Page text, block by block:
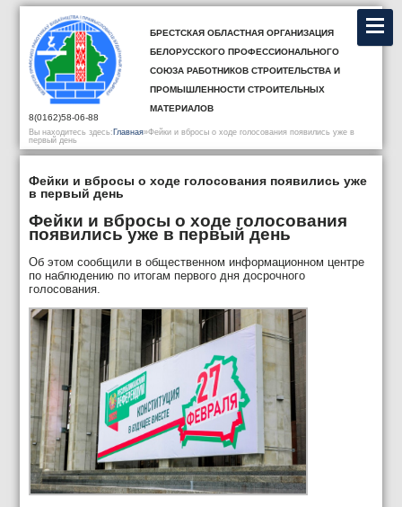
Брестская областная организация
Белорусского профессионального
союза работников строительства и
промышленности строительных
материалов
Вы находитесь здесь: Главная»Фейки и вбросы о ходе голосования появились уже в
первый день
8(0162)58-06-88
Фейки и вбросы о ходе голосования появились уже
в первый день
Фейки и вбросы о ходе голосования
появились уже в первый день
Об этом сообщили в общественном информационном центре
по наблюдению по итогам первого дня досрочного
голосования.